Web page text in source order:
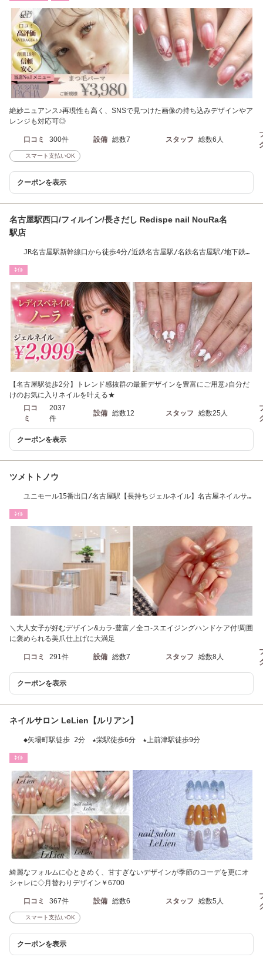
絶妙ニュアンス♪再現性も高く、SNSで見つけた画像の持ち込みデザインやア
レンジも対応可◎
口コミ 300件 設備 総数7 スタッフ 総数6人
スマート支払いOK
クーポンを表示
名古屋駅西口/フィルイン/長さだし Redispe nail NouRa名
駅店
JR名古屋駅新幹線口から徒歩4分/近鉄名古屋駅/名鉄名古屋駅/地下鉄名
ﾈｲﾙ
【名古屋駅徒歩2分】トレンド感抜群の最新デザインを豊富にご用意♪自分だ
けのお気に入りネイルを叶える★
口コ
ミ
2037
件
設備 総数12 スタッフ 総数25人
クーポンを表示
ツメトトノウ
ユニモール15番出口/名古屋駅【長持ちジェルネイル】名古屋ネイルサ
ﾈｲﾙ
＼大人女子が好むデザイン&カラ-豊富／全コ-スエイジングハンドケア付!周囲
に褒められる美爪仕上げに大満足
口コミ 291件 設備 総数7 スタッフ 総数8人
クーポンを表示
ネイルサロン LeLien【ルリアン】
◆矢場町駅徒歩 2分 ★栄駅徒歩6分 ★上前津駅徒歩9分
ﾈｲﾙ
綺麗なフォルムに心ときめく、甘すぎないデザインが季節のコーデを更にオ
シャレに◇月替わりデザイン￥6700
口コミ 367件 設備 総数6 スタッフ 総数5人
スマート支払いOK
クーポンを表示